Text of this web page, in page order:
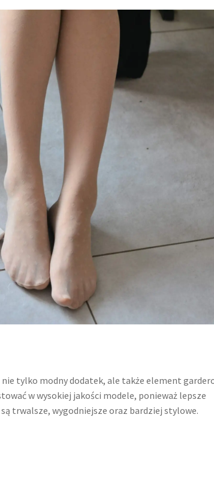
tylko modny dodatek, ale także element
w wysokiej jakości modele, ponieważ lepsze
trwalsze, wygodniejsze oraz bardziej stylowe.